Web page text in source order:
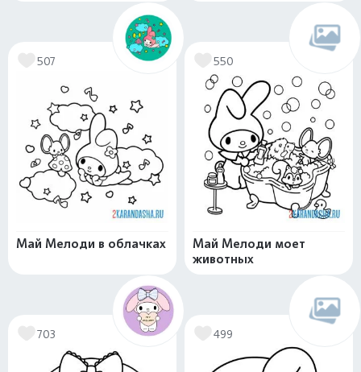
507
Май Мелоди в облачках
550
Май Мелоди моет
животных
703 499